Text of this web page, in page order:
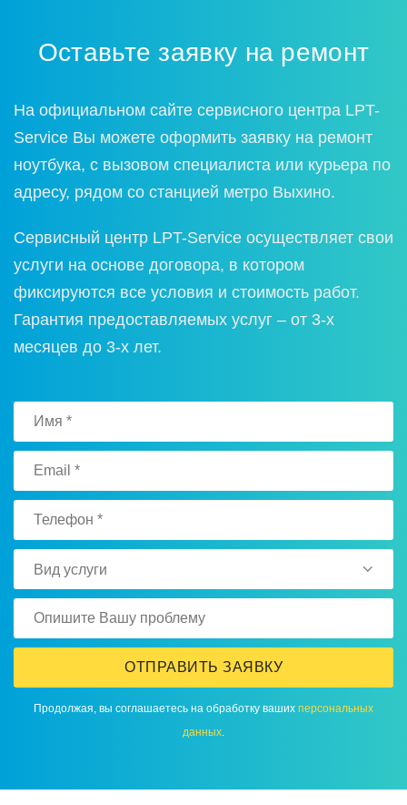
Оставьте заявку на ремонт
На официальном сайте сервисного центра LPT-
Service Вы можете оформить заявку на ремонт
ноутбука, с вызовом специалиста или курьера по
адресу, рядом со станцией метро Выхино.
Сервисный центр LPT-Service осуществляет свои
услуги на основе договора, в котором
фиксируются все условия и стоимость работ.
Гарантия предоставляемых услуг – от 3-х
месяцев до 3-х лет.
Вид услуги
ОТПРАВИТЬ ЗАЯВКУ
Продолжая, вы соглашаетесь на обработку ваших персональных
данных.